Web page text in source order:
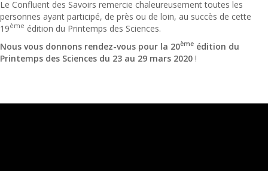
Le Confluent des Savoirs remercie chaleureusement toutes les
personnes ayant participé, de près ou de loin, au succès de cette
19ème édition du Printemps des Sciences.
Nous vous donnons rendez-vous pour la 20ème édition du
Printemps des Sciences du 23 au 29 mars 2020 !